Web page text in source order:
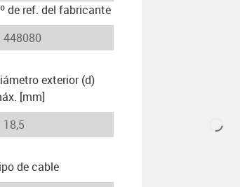
de ref. del fabricante
exterior (d)
[mm]
de cable